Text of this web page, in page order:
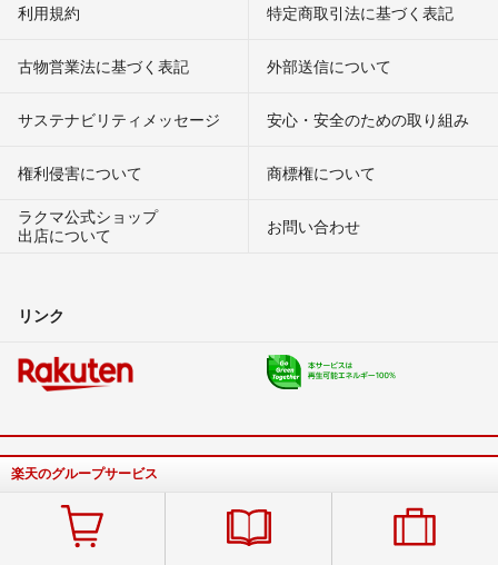
利用規約 特定商取引法に基づく表記
古物営業法に基づく表記 外部送信について
サステナビリティメッセージ 安心・安全のための取り組み
権利侵害について
商標権について
ラクマ公式ショップ
出店について
お問い合わせ
リンク
楽天のグループサービス